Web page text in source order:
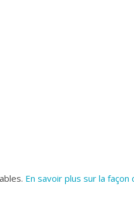
En savoir plus sur la